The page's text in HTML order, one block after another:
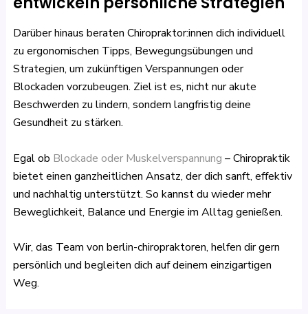
Darüber hinaus beraten Chiropraktor:innen dich individuell
zu ergonomischen Tipps, Bewegungsübungen und
Strategien, um zukünftigen Verspannungen oder
Blockaden vorzubeugen. Ziel ist es, nicht nur akute
Beschwerden zu lindern, sondern langfristig deine
Gesundheit zu stärken.
Egal ob Blockade oder Muskelverspannung – Chiropraktik
bietet einen ganzheitlichen Ansatz, der dich sanft, effektiv
und nachhaltig unterstützt. So kannst du wieder mehr
Beweglichkeit, Balance und Energie im Alltag genießen.
Wir, das Team von berlin-chiropraktoren, helfen dir gern
persönlich und begleiten dich auf deinem einzigartigen
Weg.